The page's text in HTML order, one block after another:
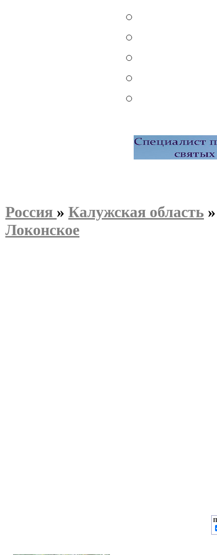
Россия » Калужская область
Локонское